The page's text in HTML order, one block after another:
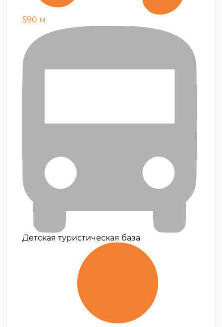
590 м
Детская туристическая база